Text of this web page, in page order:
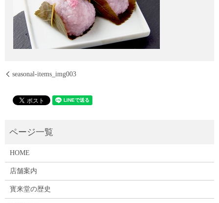
seasonal-items_img003
HOME
店舗案内
寳来堂の歴史